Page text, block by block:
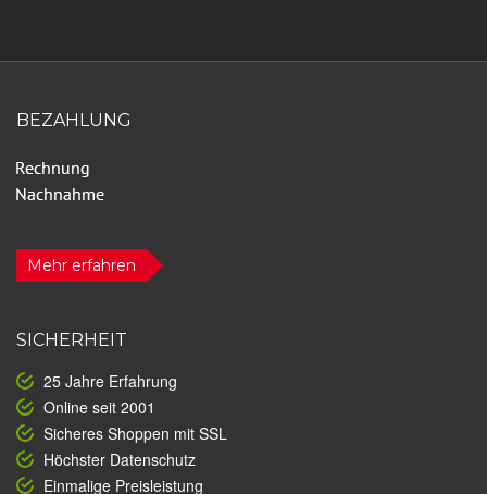
BEZAHLUNG
Mehr erfahren
SICHERHEIT
25 Jahre Erfahrung
Online seit 2001
Sicheres Shoppen mit SSL
Höchster Datenschutz
Einmalige Preisleistung